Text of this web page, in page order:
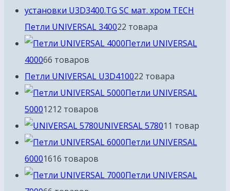
Петли UNIVERSAL 340022 товара
Петли UNIVERSAL
400066 товаров
Петли UNIVERSAL U3D410022 товара
Петли UNIVERSAL
50001212 товаров
UNIVERSAL 57801 1 товар
Петли UNIVERSAL
60001616 товаров
Петли UNIVERSAL